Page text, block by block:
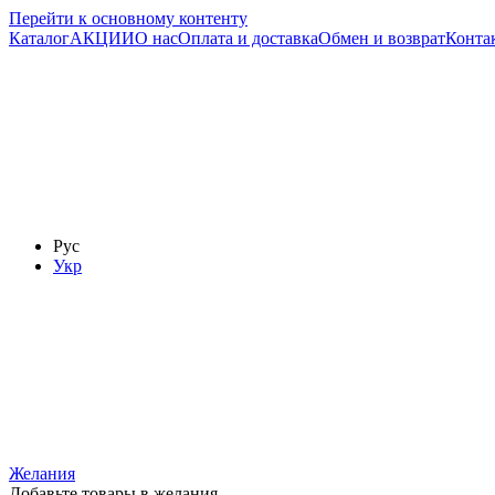
Перейти к основному контенту
КаталогАКЦИИО насОплата и доставкаОбмен и возврат
Рус
Укр
Желания